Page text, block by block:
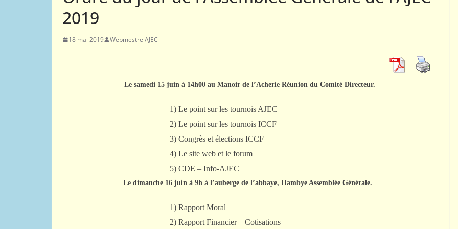
2019
18 mai 2019 Webmestre AJEC
Le samedi 15 juin à 14h00 au Manoir de l’Acherie Réunion du Comité Directeur.
1) Le point sur les tournois AJEC
2) Le point sur les tournois ICCF
3) Congrès et élections ICCF
4) Le site web et le forum
5) CDE – Info-AJEC
Le dimanche 16 juin à 9h à l’auberge de l’abbaye, Hambye Assemblée Générale.
1) Rapport Moral
2) Rapport Financier – Cotisations
Comment tester le jeu
par correspondance ?